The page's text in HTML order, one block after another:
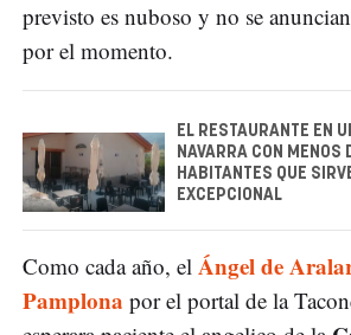
previsto es nuboso y no se
por el momento.
EL RESTAURANTE EN
NAVARRA CON MENOS
HABITANTES QUE
EXCEPCIONAL
Como cada año, el Ángel de
Pamplona por el portal de la